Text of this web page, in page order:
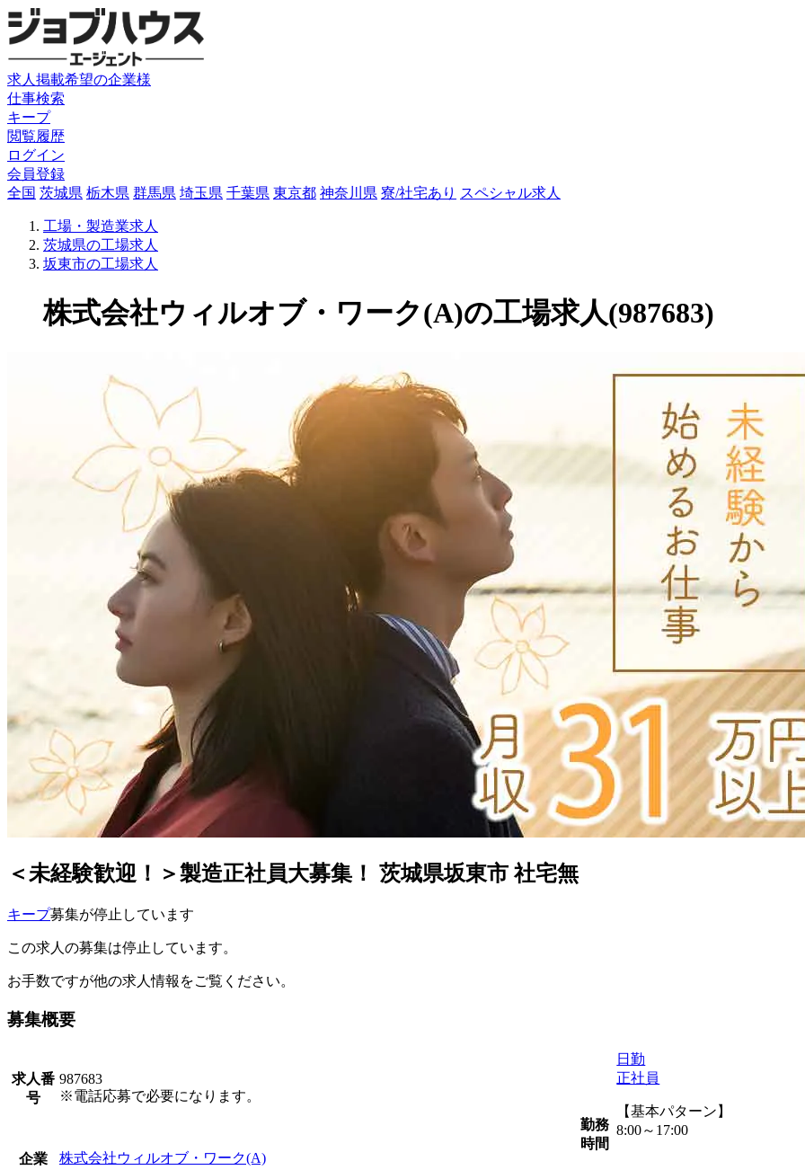
求人掲載希望の企業様
仕事検索
キープ
閲覧履歴
ログイン
会員登録
全国 茨城県 栃木県 群馬県 埼玉県 千葉県 東京都 神奈川県 寮/社宅あり スペシャル求人
工場・製造業求人
茨城県の工場求人
坂東市の工場求人
株式会社ウィルオブ・ワーク(A)の工場求人(987683)
＜未経験歓迎！＞製造正社員大募集！ 茨城県坂東市 社宅無
キープ募集が停止しています
この求人の募集は停止しています。
お手数ですが他の求人情報をご覧ください。
募集概要
求人番
号
987683
※電話応募で必要になります。
企業 株式会社ウィルオブ・ワーク(A)
勤務
時間
日勤
正社員
【基本パターン】
8:00～17:00